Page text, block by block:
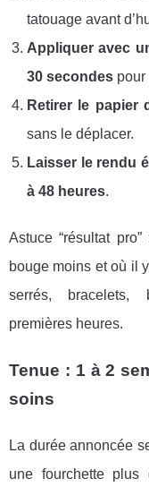
tatouage avant
Appliquer avec
30 secondes pour
Retirer le papier
sans le déplacer.
Laisser le rendu
à 48 heures.
Astuce “résultat
bouge moins et où il
serrés, bracelets,
premières heures.
Tenue : 1 à 2
soins
La durée annoncée
une fourchette plus